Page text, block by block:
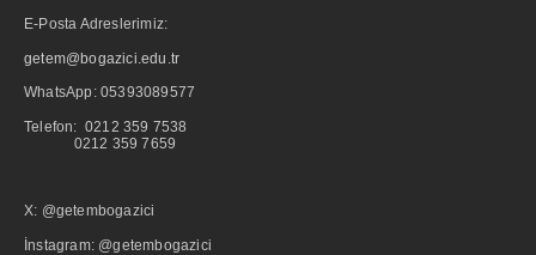
E-Posta Adreslerimiz:
getem@bogazici.edu.tr
WhatsApp: 05393089577
Telefon: 0212 359 7538
0212 359 7659
X: @getembogazici
İnstagram: @getembogazici